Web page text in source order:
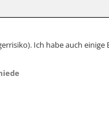
Ich habe auch